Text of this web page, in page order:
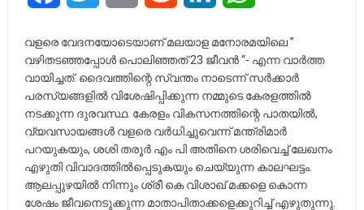
വളരെ വേദനയോടെയാണ് മലയാള മനോരമയിലെ ”
വഴിതടഞ്ഞപ്പോൾ പൊലിഞ്ഞത് 23 ജീവൻ “- എന്ന വാർത്ത
വായിച്ചത്. ദൈവത്തിന്റെ സ്വന്തം നാടെന്ന് സർക്കാർ
പരസ്യങ്ങളിൽ വിശേഷിപ്പിക്കുന്ന നമ്മുടെ കേരളത്തിൽ
നടക്കുന്ന ദുരവസ്ഥ. കേരളം വികസനത്തിന്റെ പാതയിൽ,
വ്യവസായങ്ങൾ വളരെ വർധിച്ചുവെന്ന് മന്ത്രിമാർ
പറയുകയും, ശശി തരൂർ എം പി അതിനെ ശരിവെച്ച് ലേഖനം
എഴുതി വിവാദത്തിൽപ്പെടുകയും ചെയ്യുന്ന കാലഘട്ടം.
ആലപ്പുഴയിൽ നിന്നും ശ്രീ കെ വിശാഖ് മക്കളെ കൊന്ന
ശേഷം ജീവനെടുക്കുന്ന മാതാപിതാക്കളെക്കുറിച്ച് എഴുതുന്നു.